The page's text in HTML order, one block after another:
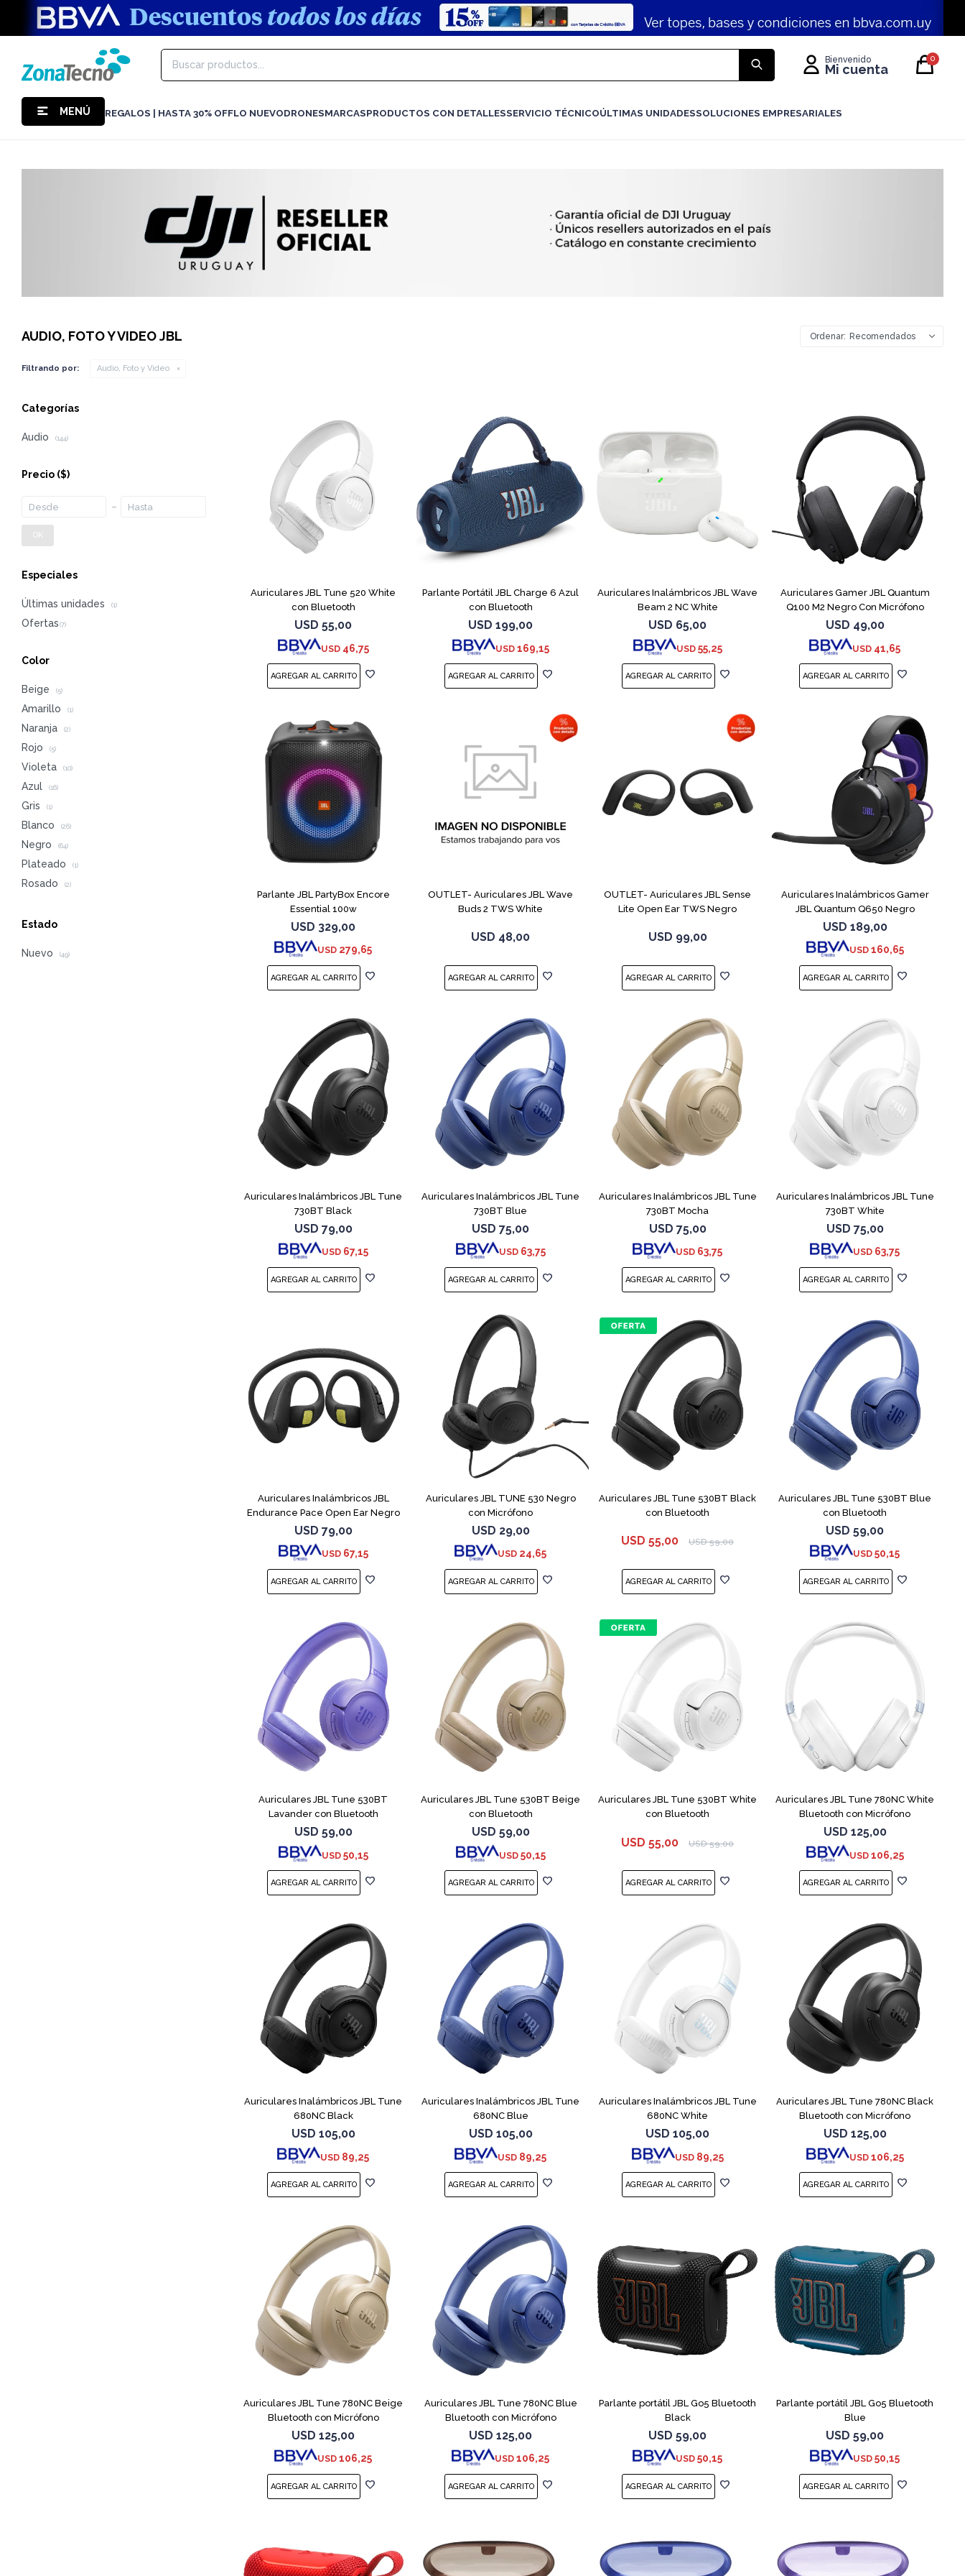
MENÚ REGALOS | HASTA 30% OFFLO NUEVODRONESMARCASPRODUCTOS CON DETALLESSERVICIO TÉCNICOÚLTIMAS UNIDADESSOLUCIONES EMPRESARIALES
0
AUDIO, FOTO Y VIDEO JBL Recomendados
Filtrando por: Audio, Foto y Video
Auriculares JBL Tune 520 White
con Bluetooth
USD 55,00
USD 46,75
Parlante Portátil JBL Charge 6 Azul
con Bluetooth
USD 199,00
USD 169,15
Auriculares Inalámbricos JBL Wave
Beam 2 NC White
USD 65,00
USD 55,25
Auriculares Gamer JBL Quantum
Q100 M2 Negro Con Micrófono
USD 49,00
USD 41,65
Parlante JBL PartyBox Encore
Essential 100w
USD 329,00
USD 279,65
OUTLET- Auriculares JBL Wave
Buds 2 TWS White
USD 48,00
OUTLET- Auriculares JBL Sense
Lite Open Ear TWS Negro
USD 99,00
Auriculares Inalámbricos Gamer
JBL Quantum Q650 Negro
USD 189,00
USD 160,65
Auriculares Inalámbricos JBL Tune
730BT Black
USD 79,00
USD 67,15
Auriculares Inalámbricos JBL Tune
730BT Blue
USD 75,00
USD 63,75
Auriculares Inalámbricos JBL Tune
730BT Mocha
USD 75,00
USD 63,75
Auriculares Inalámbricos JBL Tune
730BT White
USD 75,00
USD 63,75
Auriculares Inalámbricos JBL
Endurance Pace Open Ear Negro
USD 79,00
USD 67,15
Auriculares JBL TUNE 530 Negro
con Micrófono
USD 29,00
USD 24,65
Auriculares JBL Tune 530BT Black
con Bluetooth
USD 55,00 USD 59,00
Auriculares JBL Tune 530BT Blue
con Bluetooth
USD 59,00
USD 50,15
Auriculares JBL Tune 530BT
Lavander con Bluetooth
USD 59,00
USD 50,15
Auriculares JBL Tune 530BT Beige
con Bluetooth
USD 59,00
USD 50,15
Auriculares JBL Tune 530BT White
con Bluetooth
USD 55,00 USD 59,00
Auriculares JBL Tune 780NC White
Bluetooth con Micrófono
USD 125,00
USD 106,25
Auriculares Inalámbricos JBL Tune
680NC Black
USD 105,00
USD 89,25
Auriculares Inalámbricos JBL Tune
680NC Blue
USD 105,00
USD 89,25
Auriculares Inalámbricos JBL Tune
680NC White
USD 105,00
USD 89,25
Auriculares JBL Tune 780NC Black
Bluetooth con Micrófono
USD 125,00
USD 106,25
Auriculares JBL Tune 780NC Beige
Bluetooth con Micrófono
USD 125,00
USD 106,25
Auriculares JBL Tune 780NC Blue
Bluetooth con Micrófono
USD 125,00
USD 106,25
Parlante portátil JBL Go5 Bluetooth
Black
USD 59,00
USD 50,15
Parlante portátil JBL Go5 Bluetooth
Blue
USD 59,00
USD 50,15
Categorías
Audio (144)
Precio ($)
OK
Especiales
Últimas unidades (1)
Color
Beige (5)
Amarillo (1)
Naranja (2)
Rojo (5)
Violeta (10)
Azul (16)
Gris (1)
Blanco (26)
Negro (64)
Plateado (1)
Rosado (2)
Estado
Nuevo (49)